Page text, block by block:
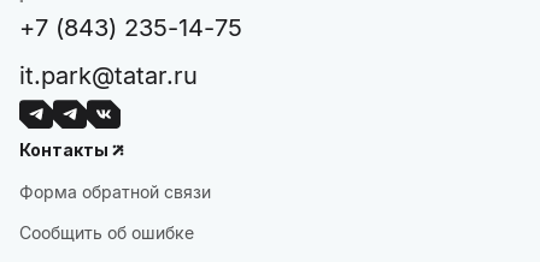
+7 (843) 235-14-75
it.park@tatar.ru
Контакты
Форма обратной связи
Сообщить об ошибке